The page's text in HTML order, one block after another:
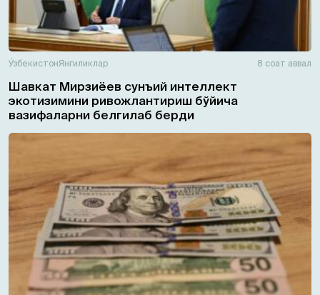
ЎзбекистонЯнгиликлар 8 соат аввал
Шавкат Мирзиёев сунъий интеллект
экотизимини ривожлантириш бўйича
вазифаларни белгилаб берди